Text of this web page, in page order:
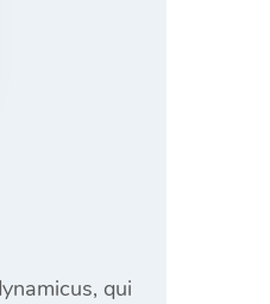
qui